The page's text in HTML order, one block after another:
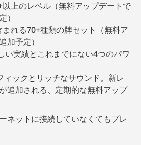
上のレベル（無料アップデートで
）
れる70+種類の牌セット（無料ア
加予定）
い実績とこれまでにない4つのパワ
ィックとリッチなサウンド。新レ
追加される、定期的な無料アップ
ネットに接続していなくてもプレ